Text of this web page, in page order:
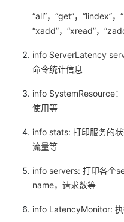
的
博
我
的
我
子
直
播
的
活
我
的
我
“all”，“get”，“lindex”，
“xadd”，“xread”，
info ServerLatency
命令统计信息
info SystemResource
使用等
info stats: 打印服务的状
流量等
info servers: 打印各个
name，请求数等
info LatencyMonitor: